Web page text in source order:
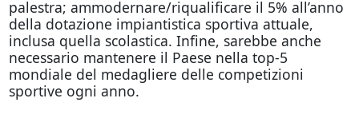
palestra; ammodernare/riqualificare il 5% all’anno
della dotazione impiantistica sportiva attuale,
inclusa quella scolastica. Infine, sarebbe anche
necessario mantenere il Paese nella top-5
mondiale del medagliere delle competizioni
sportive ogni anno.